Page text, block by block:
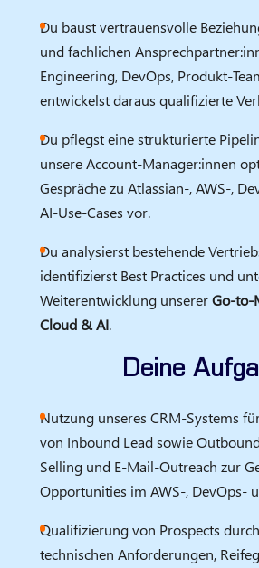
Du baust vertrauensvolle
und fachlichen
Engineering, DevOps,
entwickelst daraus qualifizierte
Du pflegst eine strukturierte
unsere Account‑Manager:innen
Gespräche zu Atlassian-, AWS-,
AI‑Use‑Cases vor.
Du analysierst bestehende
identifizierst Best Practices und
Weiterentwicklung unserer
Cloud & AI.
Deine
Nutzung unseres CRM‑Systems
von Inbound Lead sowie
Selling und E‑Mail‑Outreach zur
Opportunities im AWS‑, DevOps‑
Qualifizierung von Prospects
technischen Anforderungen,